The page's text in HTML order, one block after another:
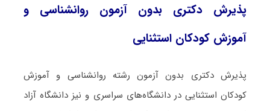
پذیرش دکتری بدون آزمون روانشناسی و
آموزش کودکان استثنایی
پذیرش دکتری بدون آزمون رشته روانشناسی و آموزش
کودکان استثنایی در دانشگاه‌های سراسری و نیز دانشگاه آزاد